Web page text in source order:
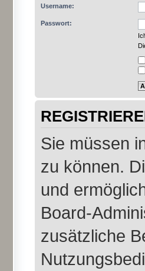
Username:
Passwort:
Sie müssen
zu können.
und
Board-
zusätzliche